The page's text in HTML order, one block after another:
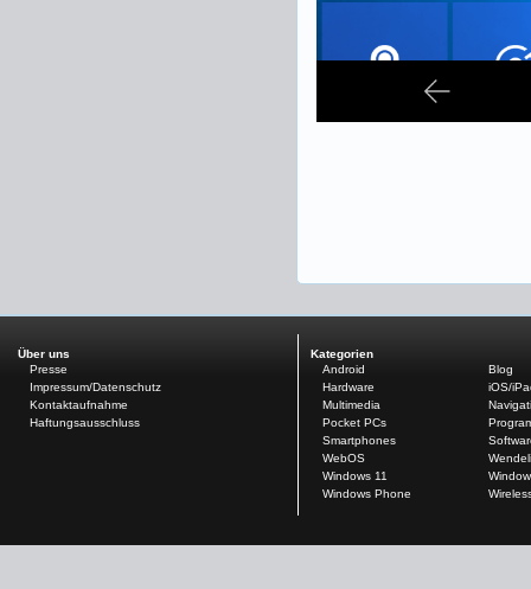
Über uns
Presse
Impressum/Datenschutz
Kontaktaufnahme
Haftungsausschluss
Kategorien
Android
Blog
Hardware
iOS/
Multimedia
Pocket PCs
Smartphones
WebOS
Windows 11
Windows Phone